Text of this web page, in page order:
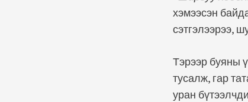
хэмээсэн
сэтгэлээрээ,
Тэрээр буяны
тусалж, гар
уран